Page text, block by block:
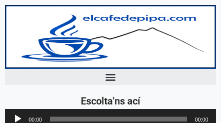
Escolta'ns ací
Reproductor
00:00 00:00